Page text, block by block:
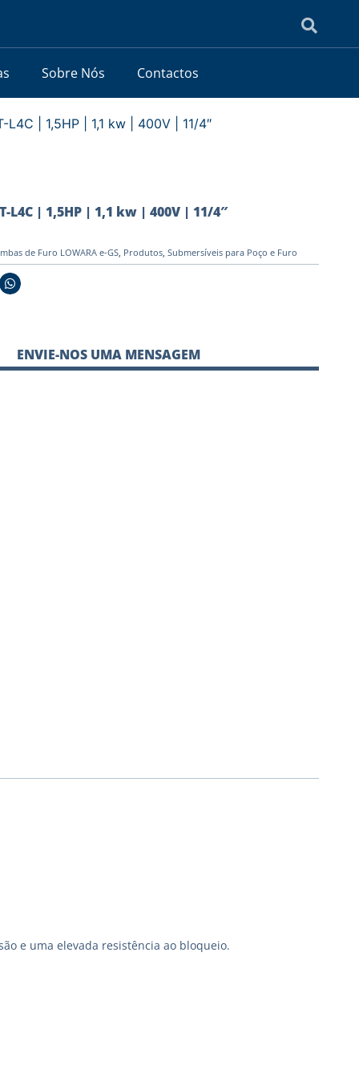
Sobre Nós Contactos
L4C | 1,5HP | 1,1 kw | 400V | 11/4″
L4C | 1,5HP | 1,1 kw | 400V | 11/4″
de Furo LOWARA e-GS, Produtos, Submersíveis para Poço e Furo
ENVIE-NOS UMA MENSAGEM
e uma elevada resistência ao bloqueio.